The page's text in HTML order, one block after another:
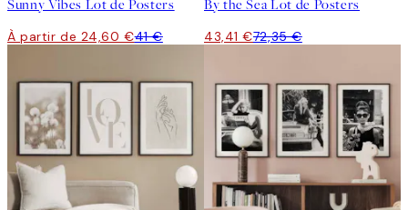
Sunny Vibes Lot de Posters
À partir de 24,60 €41 €
By the Sea Lot de Posters
43,41 €72,35 €